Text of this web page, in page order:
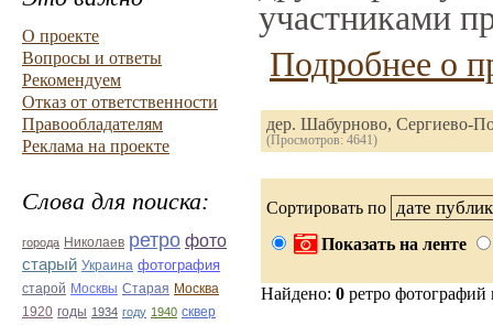
О проекте
Вопросы и ответы
Рекомендуем
Отказ от ответственности
Правообладателям
Реклама на проекте
Слова для поиска:
города Николаев ретро фото
старый Украина фотография
старой Москвы Старая Москва
1920 годы 1934 году 1940 сквер
участниками
Подробнее о
дер. Шабурново, Сергиево-
(Просмотров: 4641)
Сортировать по
Показать на ленте
Найдено: 0 ретро